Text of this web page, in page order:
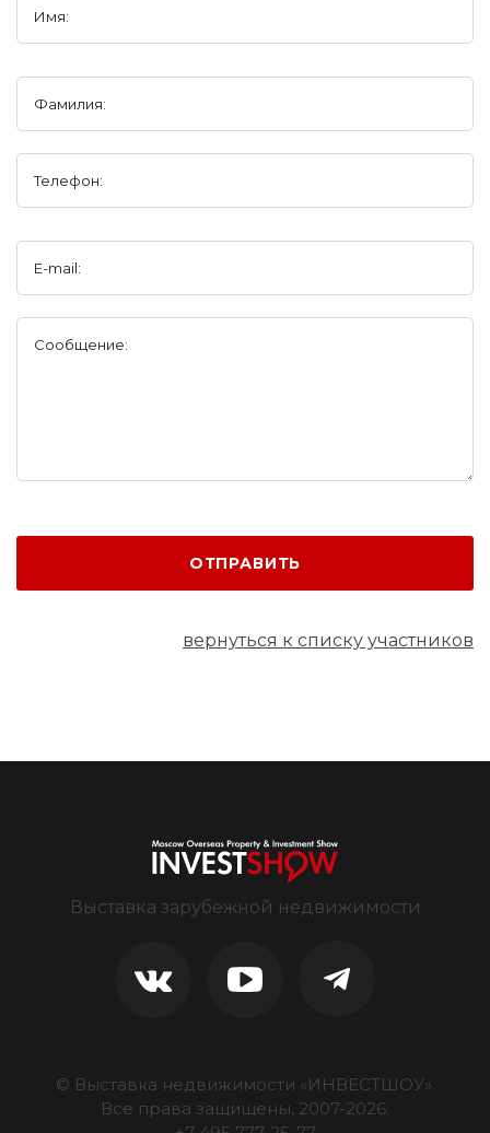
Имя:
Фамилия:
Телефон:
E-mail:
Сообщение:
ОТПРАВИТЬ
вернуться к списку участников
Выставка зарубежной недвижимости
© Выставка недвижимости «ИНВЕСТШОУ».
Все права защищены, 2007-2026.